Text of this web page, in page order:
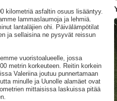
kilometriä asfaltin osuus lisääntyy.
lammaslaumoja ja lehmiä.
lantaläjien ohi. Päivälämpötilat
ja sellaisina ne pysyvät reissun
vuoristoalueelle, jossa
metrin korkeuteen. Reitin korkein
Valeriina joutuu punnertamaan
minulle ja Uunolle alamäet ovat
mittaisissa laskuissa pitää